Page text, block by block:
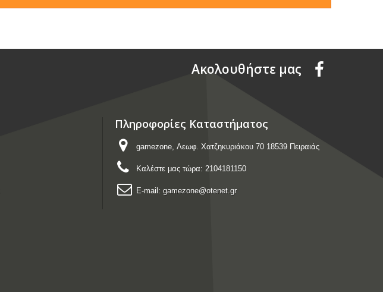
Aκολουθήστε μας
Πληροφορίες Καταστήματος
gamezone, Λεωφ. Χατζηκυριάκου 70 18539 Πειραιάς
Καλέστε μας τώρα: 2104181150
E-mail: gamezone@otenet.gr